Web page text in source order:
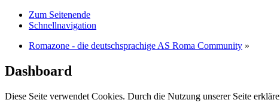
Zum Seitenende
Schnellnavigation
Romazone - die deutschsprachige AS Roma Community »
Dashboard
Diese Seite verwendet Cookies. Durch die Nutzung unserer Seite